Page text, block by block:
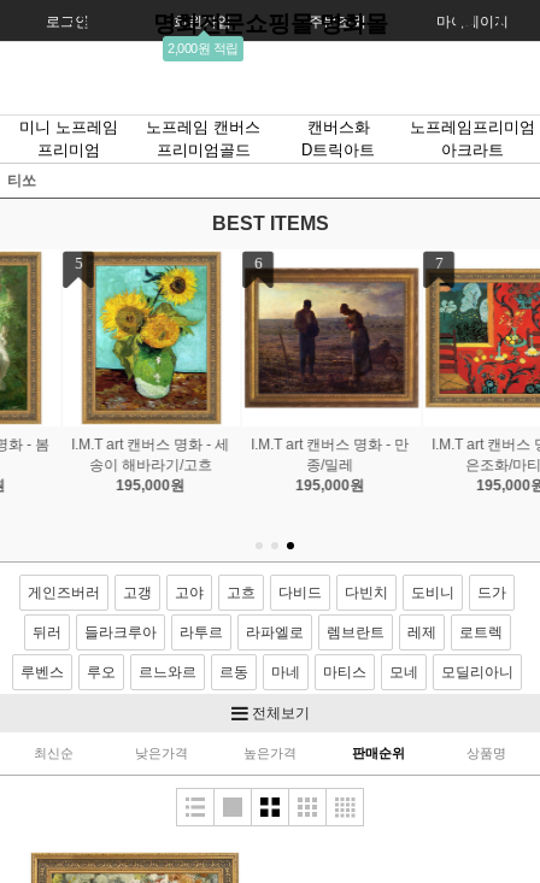
로그인 회원가입
2,000원 적립
주문조회 마이페이지
명화전문쇼핑몰 명화몰
미니 노프레임 노프레임 캔버스 캔버스화
노프레임프리미엄
프리미엄
프리미엄골드 D트릭아트 아크라트
티쏘
BEST ITEMS
화 - 만
7
I.M.T art 캔버스 명화 - 붉
은조화/마티스
195,000원
8
I.M.T art 캔버스 명화 - 스
프링부케/르느와르
195,000원
9
I.M.T art 캔버스
가의 정원/
195,000
게인즈버러 고갱 고야 고흐 다비드 다빈치 도비니 드가
뒤러 들라크루아 라투르 라파엘로 렘브란트 레제 로트렉
루벤스 루오 르느와르 르동 마네 마티스 모네 모딜리아니
미켈란젤로
벨라스케스 보티첼리 부셰 브론치노 브뢰겔 사전트
소로야 쇠라 스텁스 시냑
에곤쉴레 엘그레코 와토
카날레토 카라바죠 카바넬
전체보기
최신순 낮은가격 높은가격 판매순위 상품명